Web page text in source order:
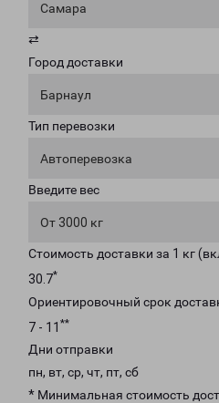
Самара
⇄
Город доставки
Барнаул
Тип перевозки
Автоперевозка
Введите вес
От 3000 кг
Стоимость доставки за 1 кг
30.7*
Ориентировочный срок
7 - 11 **
Дни отправки
пн, вт, ср, чт, пт, сб
* Минимальная стоимость